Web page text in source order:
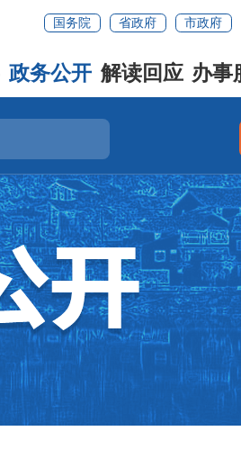
国务院 省政府 市政府
政务公开 解读回应 办事